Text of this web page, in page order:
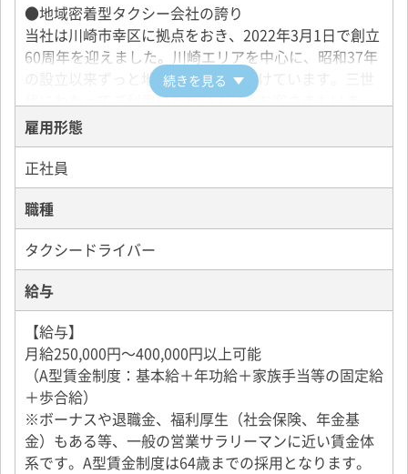
●地域密着型タクシー会社の誇り
当社は川崎市幸区に拠点をおき、2022年3月1日で創立
60周年を迎えました。川崎エリアを中心に、昭和37年
の設立以来ずっと地域に愛されて続けています。三世
代にわたってご利用いただいているお客さまもいま
す。
●川崎エリアを盛り上げる
川崎駅周辺で2021年まで行われていた人気イベント
「カワサキ ハロウィン」。このイベント期間中は、当
社で1台オリジナルのハロウィンデコレーションのタク
シーを走らせ、お客さまの間でも大変好評でした。
クリスマスにはクリスマス仕様のタクシーも走行しま
す。
●クラブ活動やイベントで親睦を深める
当社では社員への福利厚生の一環として、バーベキュ
ーなどのイベントや、野球などの部活動、社員旅行な
どを行っています。社員だけではなくご家族で参加で
きるものもあり、親睦を深める場として役立っていま
す。
続きを見る
雇用形態
正社員
職種
タクシードライバー
給与
【給与】
月給250,000円～400,000円以上可能
（A型賃金制度：基本給＋年功給＋家族手当等の固定給
＋歩合給）
※ボーナスや退職金、福利厚生（社会保険、年金基
金）もある等、一般の営業サラリーマンに近い賃金体
系です。A型賃金制度は64歳までの採用となります。